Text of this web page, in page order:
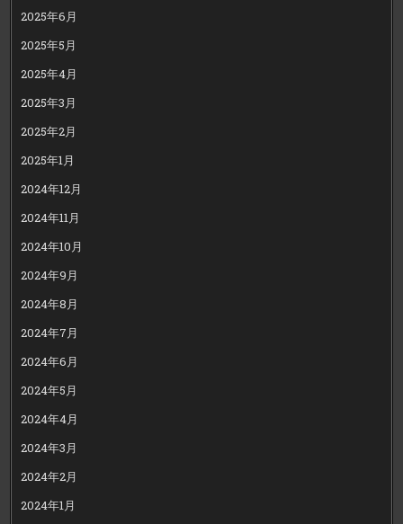
2025年6月
2025年5月
2025年4月
2025年3月
2025年2月
2025年1月
2024年12月
2024年11月
2024年10月
2024年9月
2024年8月
2024年7月
2024年6月
2024年5月
2024年4月
2024年3月
2024年2月
2024年1月